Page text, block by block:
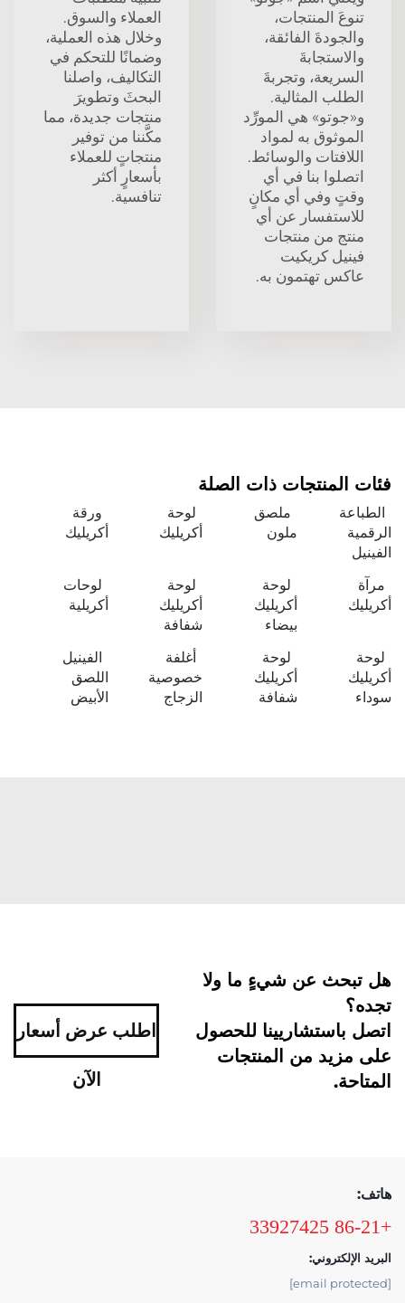
تنوعَ المنتجات،
والجودةَ الفائقة،
والاستجابةَ
السريعة، وتجربةَ
الطلب المثالية.
و«جوتو» هي المورِّد
الموثوق به لمواد
اللافتات والوسائط.
اتصلوا بنا في أي
وقتٍ وفي أي مكانٍ
للاستفسار عن أي
منتج من منتجات
فينيل كريكيت
عاكس تهتمون به.
العملاء والسوق.
وخلال هذه العملية،
وضمانًا للتحكم في
التكاليف، واصلنا
البحثَ وتطويرَ
منتجات جديدة، مما
مكَّننا من توفير
منتجاتٍ للعملاء
بأسعارٍ أكثر
تنافسية.
فئات المنتجات ذات الصلة
الطباعة
الرقمية
الفينيل
ملصق
ملون
لوحة
أكريليك
ورقة
أكريليك
مرآة
أكريليك
لوحة
أكريليك
بيضاء
لوحة
أكريليك
شفافة
لوحات
أكريلية
لوحة
أكريليك
سوداء
لوحة
أكريليك
شفافة
أغلفة
خصوصية
الزجاج
الفينيل
اللصق
الأبيض
هل تبحث عن شيءٍ ما ولا
تجده؟
اتصل باستشاريينا للحصول
على مزيد من المنتجات
المتاحة.
اطلب عرض أسعار
الآن
هاتف:
+86-21 33927425
البريد الإلكتروني:
[email protected]